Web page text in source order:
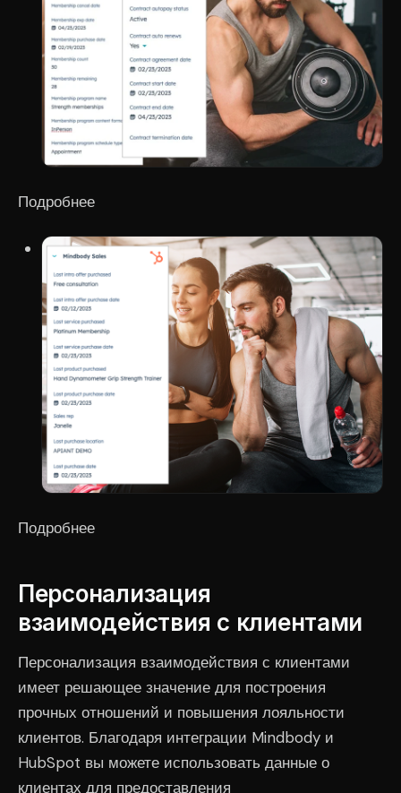
Подробнее
Подробнее
Персонализация
взаимодействия с клиентами
Персонализация взаимодействия с клиентами
имеет решающее значение для построения
прочных отношений и повышения лояльности
клиентов. Благодаря интеграции Mindbody и
HubSpot вы можете использовать данные о
клиентах для предоставления